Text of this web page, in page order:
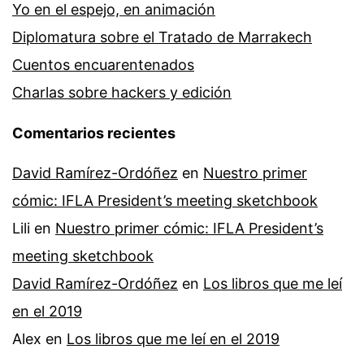
Yo en el espejo, en animación
Diplomatura sobre el Tratado de Marrakech
Cuentos encuarentenados
Charlas sobre hackers y edición
Comentarios recientes
David Ramírez-Ordóñez en Nuestro primer
cómic: IFLA President’s meeting sketchbook
Lili en Nuestro primer cómic: IFLA President’s
meeting sketchbook
David Ramírez-Ordóñez en Los libros que me leí
en el 2019
Alex en Los libros que me leí en el 2019